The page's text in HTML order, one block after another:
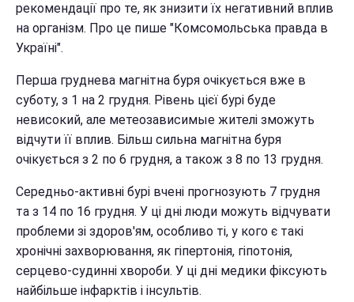
рекомендації про те, як знизити їх негативний вплив
на організм. Про це пише "Комсомольська правда в
Україні".
Перша груднева магнітна буря очікується вже в
суботу, з 1 на 2 грудня. Рівень цієї бурі буде
невисокий, але метеозависимые жителі зможуть
відчути її вплив. Більш сильна магнітна буря
очікується з 2 по 6 грудня, а також з 8 по 13 грудня.
Середньо-активні бурі вчені прогнозують 7 грудня
та з 14 по 16 грудня. У ці дні люди можуть відчувати
проблеми зі здоров'ям, особливо ті, у кого є такі
хронічні захворювання, як гіпертонія, гіпотонія,
серцево-судинні хвороби. У ці дні медики фіксують
найбільше інфарктів і інсультів.